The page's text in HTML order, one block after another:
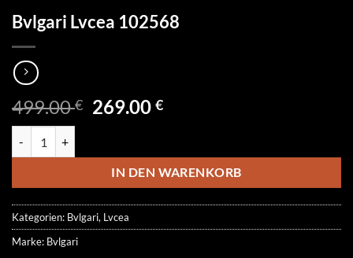
Bvlgari Lvcea 102568
499.00€ Ursprünglicher
499.00 €
269.00€Aktueller
269.00 €.
IN DEN WARENKORB
Kategorien: Bvlgari, Lvcea
Marke: Bvlgari